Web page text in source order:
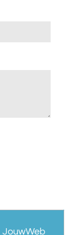
JouwWeb